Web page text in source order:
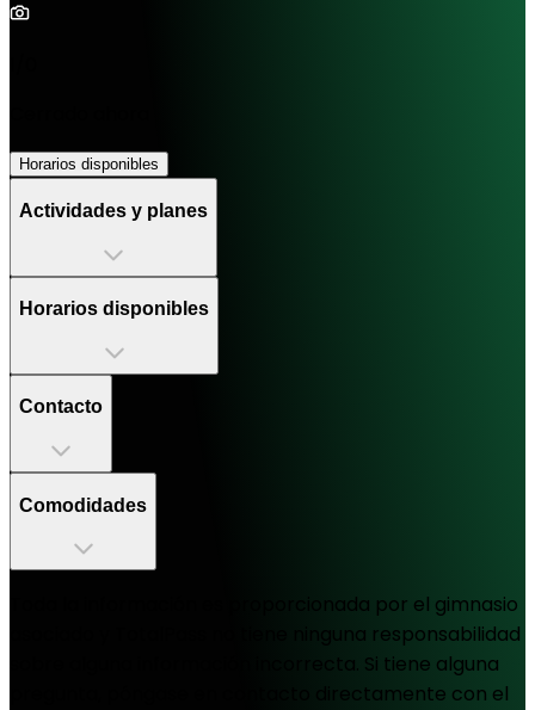
Horarios disponibles
Actividades y planes
Horarios disponibles
Contacto
Comodidades
Toda la información es proporcionada por el gimnasio
asociado y TotalPass no tiene ninguna responsabilidad
sobre alguna información incorrecta. Si tiene alguna
pregunta, póngase en contacto directamente con el